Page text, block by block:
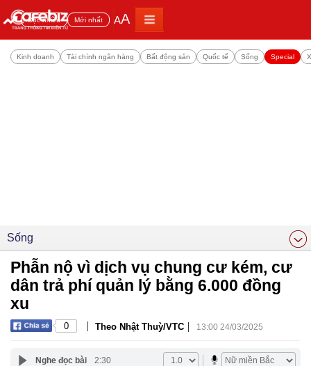
Đọc nhiều Mới nhất AA
Kinh doanh Tài chính ngân hàng Bất động sản Quốc tế Sống Special
Sống
Phẫn nộ vì dịch vụ chung cư kém, cư
dân trả phí quản lý bằng 6.000 đồng
xu
0 | Theo Nhật Thuỳ/VTC | 13:00 24/03/2025
Nghe đọc bài 2:30